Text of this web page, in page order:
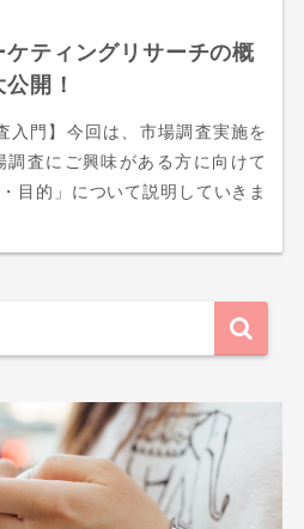
ティングリサーチの概
開！
入門】今回は、市場調査実施を
査にご興味がある方に向けて
目的」について説明していきま